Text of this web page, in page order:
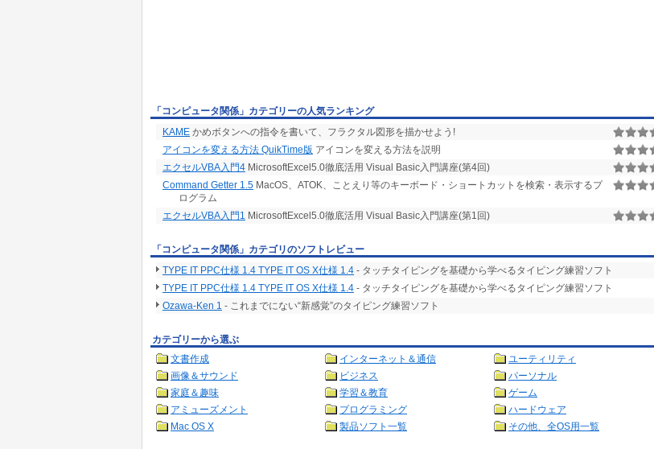
「コンピュータ関係」カテゴリーの人気ランキング
KAME かめボタンへの指令を書いて、フラクタル図形を描かせよう!
アイコンを変える方法 QuikTime版 アイコンを変える方法を説明
エクセルVBA入門4 MicrosoftExcel5.0徹底活用 Visual Basic入門講座(第4回)
Command Getter 1.5 MacOS、ATOK、ことえり等のキーボード・ショートカットを検索・表示するプ
ログラム
エクセルVBA入門1 MicrosoftExcel5.0徹底活用 Visual Basic入門講座(第1回)
「コンピュータ関係」カテゴリのソフトレビュー
TYPE IT PPC仕様 1.4 TYPE IT OS X仕様 1.4 - タッチタイピングを基礎から学べるタイピング練習ソフト
TYPE IT PPC仕様 1.4 TYPE IT OS X仕様 1.4 - タッチタイピングを基礎から学べるタイピング練習ソフト
Ozawa-Ken 1 - これまでにない“新感覚”のタイピング練習ソフト
カテゴリーから選ぶ
文書作成
インターネット＆通信
ユーティリティ
画像＆サウンド
ビジネス
パーソナル
家庭＆趣味
学習＆教育
ゲーム
アミューズメント
プログラミング
ハードウェア
Mac OS X
製品ソフト一覧 その他、全OS用一覧